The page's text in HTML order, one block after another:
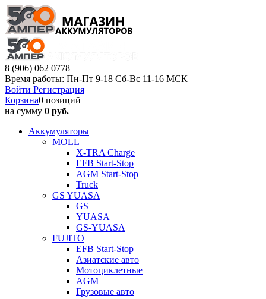
8 (906) 062 0778
Время работы: Пн-Пт 9-18 Сб-Вс 11-16 МСК
Войти Регистрация
Корзина0 позиций
на сумму 0 руб.
Аккумуляторы
MOLL
X-TRA Charge
EFB Start-Stop
AGM Start-Stop
Truck
GS YUASA
GS
YUASA
GS-YUASA
FUJITO
EFB Start-Stop
Азиатские авто
Мотоциклетные
AGM
Грузовые авто